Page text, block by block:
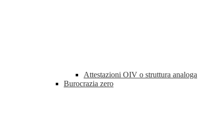
Attestazioni OIV o struttura analoga
Burocrazia zero